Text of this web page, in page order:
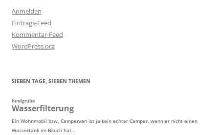
Anmelden
Eintrags-Feed
Kommentar-Feed
WordPress.org
SIEBEN TAGE, SIEBEN THEMEN